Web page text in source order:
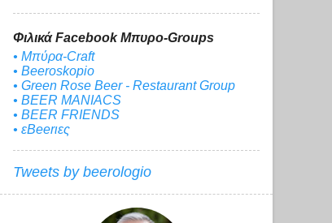
Φιλικά Facebook Μπυρο-Groups
• Μπύρα-Craft
• Beeroskopio
• Green Rose Beer - Restaurant Group
• BEER MANIACS
• BEER FRIENDS
• εBeerιες
Tweets by beerologio